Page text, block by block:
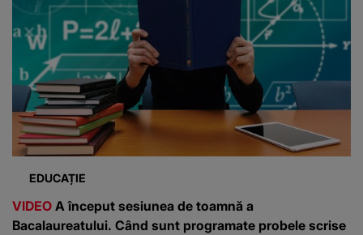
EDUCAȚIE
VIDEO A început sesiunea de toamnă a
Bacalaureatului. Când sunt programate probele scrise